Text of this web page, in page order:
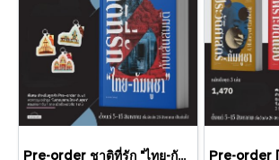
Pre-order ชาติที่รัก "ไทย-กัมพูชา" กับเส้นสมมติ / พวงทอง ภวัครพันธุ์ / มติชน